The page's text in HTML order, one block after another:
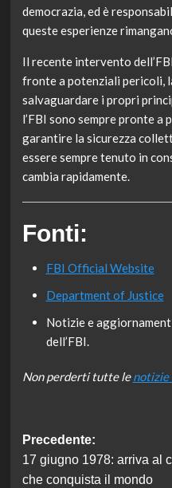
democrazia, ed è
queste esperienze
Il recente intervento
fronte a potenziali pericoli,
salvaguardare i propri
l’FBI sono sempre pronte
garantire la sicurezza
essere sempre tenuto in
cambia rapidamente.
Fonti:
FBI Official Website
Department of Justice
Notizie e
dell’FBI.
Non perderti tutte lenotizie
Navigazione
articolo
Precedente:
17 giugno 1978: arriva al
che conquista il mondo